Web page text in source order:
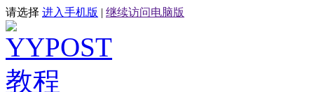
请选择 进入手机版 | 继续访问电脑版